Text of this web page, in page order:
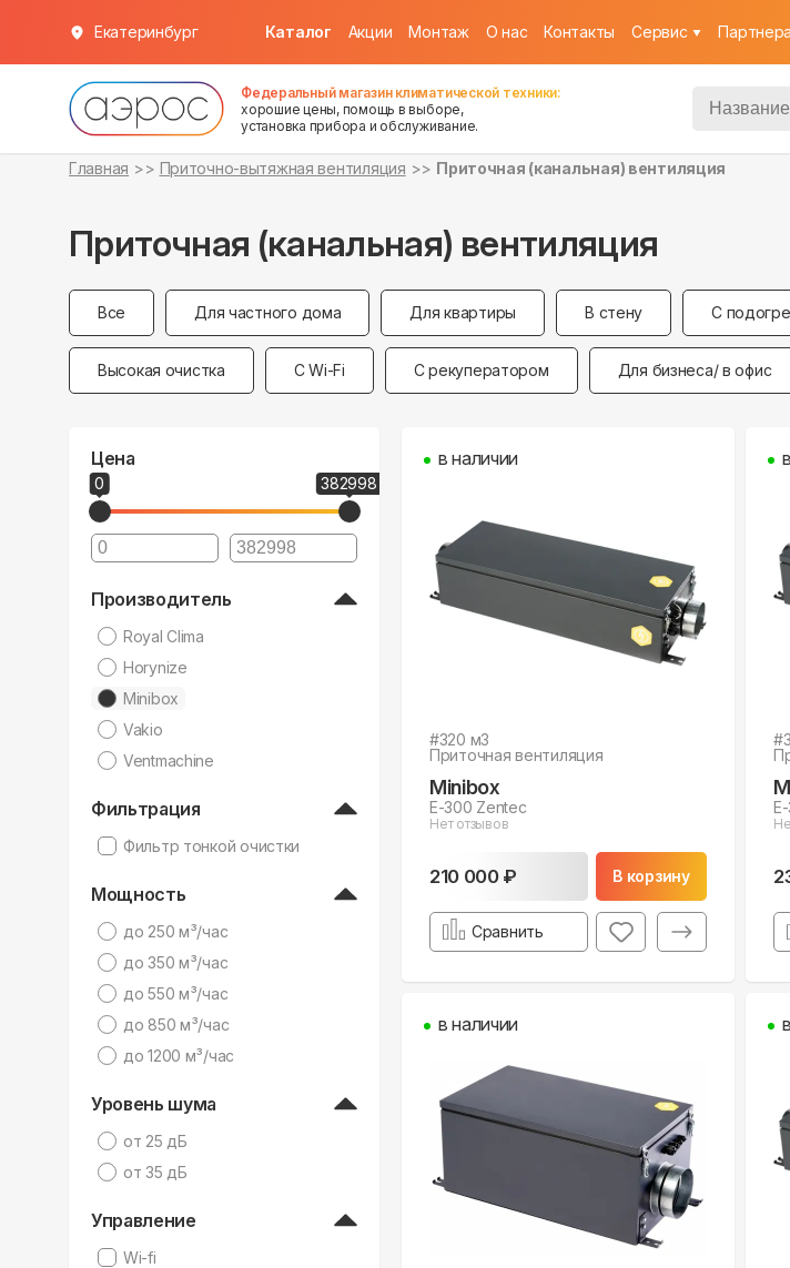
Екатеринбург Каталог Акции Монтаж О нас Контакты Cервис
Федеральный магазин климатической техники:
хорошие цены, помощь в выборе,
установка прибора и обслуживание.
Главная Приточно-вытяжная вентиляция Приточная (канальная) вентиляция
Приточная (канальная) вентиляция
Все Для частного дома Для квартиры В стену С
Высокая очистка С Wi-Fi С рекуператором Для бизнеса/ в офис
Цена
0 382998
Производитель
Royal Clima
Horynize
Minibox
Vakio
Ventmachine
Фильтрация
Фильтр тонкой очистки
Мощность
дo 250 м³/час
дo 350 м³/час
дo 550 м³/час
дo 850 м³/час
дo 1200 м³/час
Уровень шума
от 25 дБ
от 35 дБ
Управление
Wi-fi
#320 м3
Приточная вентиляция
Minibox
E-300 Zentec
Нет отзывов
210 000 ₽ В корзину
в наличии
Сравнить
#
в наличии